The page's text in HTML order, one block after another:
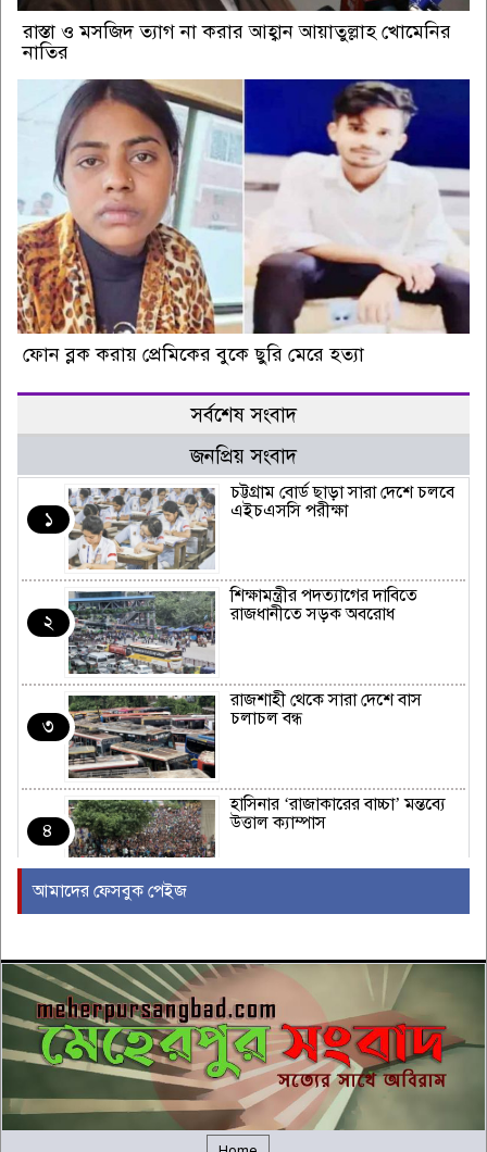
রাস্তা ও মসজিদ ত্যাগ না করার আহ্বান আয়াতুল্লাহ খোমেনির
নাতির
ফোন ব্লক করায় প্রেমিকের বুকে ছুরি মেরে হত্যা
সর্বশেষ সংবাদ
জনপ্রিয় সংবাদ
১
চট্টগ্রাম বোর্ড ছাড়া সারা দেশে চলবে
এইচএসসি পরীক্ষা
২
শিক্ষামন্ত্রীর পদত্যাগের দাবিতে
রাজধানীতে সড়ক অবরোধ
৩
রাজশাহী থেকে সারা দেশে বাস
চলাচল বন্ধ
৪
হাসিনার ‘রাজাকারের বাচ্চা’ মন্তব্যে
উত্তাল ক্যাম্পাস
৬
বন্যায় সাপের উপদ্রব বাড়ছে, চট্টগ্রামে
৭ দিনে কামড়ের শিকার ৯৩ জন
গালর্স কলেজে শিক্ষকতা করায় পদ
হারালেন কুষ্টিয়া জেলা জামায়াতের
আমাদের ফেসবুক পেইজ